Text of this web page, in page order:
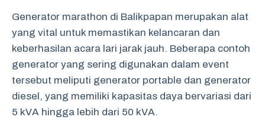
Generator marathon di Balikpapan merupakan alat
yang vital untuk memastikan kelancaran dan
keberhasilan acara lari jarak jauh. Beberapa contoh
generator yang sering digunakan dalam event
tersebut meliputi generator portable dan generator
diesel, yang memiliki kapasitas daya bervariasi dari
5 kVA hingga lebih dari 50 kVA.